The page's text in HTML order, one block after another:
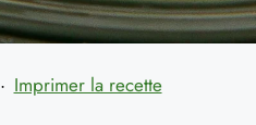
· Imprimer la recette